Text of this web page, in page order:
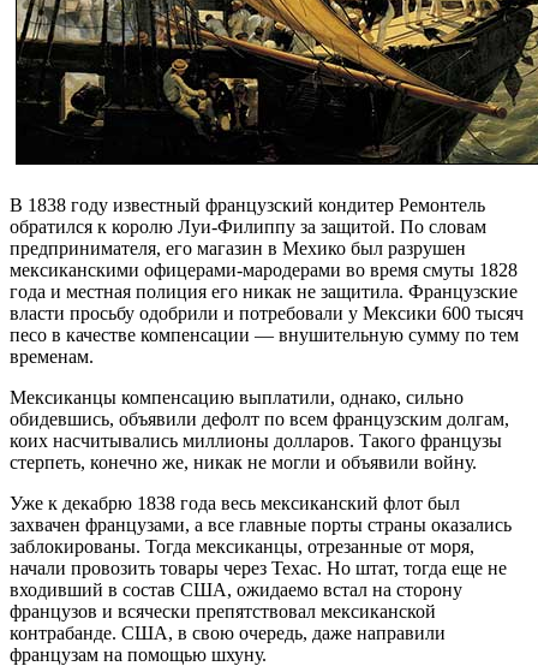
В 1838 году известный французский кондитер Ремонтель
обратился к королю Луи-Филиппу за защитой. По словам
предпринимателя, его магазин в Мехико был разрушен
мексиканскими офицерами-мародерами во время смуты 1828
года и местная полиция его никак не защитила. Французские
власти просьбу одобрили и потребовали у Мексики 600 тысяч
песо в качестве компенсации — внушительную сумму по тем
временам.
Мексиканцы компенсацию выплатили, однако, сильно
обидевшись, объявили дефолт по всем французским долгам,
коих насчитывались миллионы долларов. Такого французы
стерпеть, конечно же, никак не могли и объявили войну.
Уже к декабрю 1838 года весь мексиканский флот был
захвачен французами, а все главные порты страны оказались
заблокированы. Тогда мексиканцы, отрезанные от моря,
начали провозить товары через Техас. Но штат, тогда еще не
входивший в состав США, ожидаемо встал на сторону
французов и всячески препятствовал мексиканской
контрабанде. США, в свою очередь, даже направили
французам на помощью шхуну.